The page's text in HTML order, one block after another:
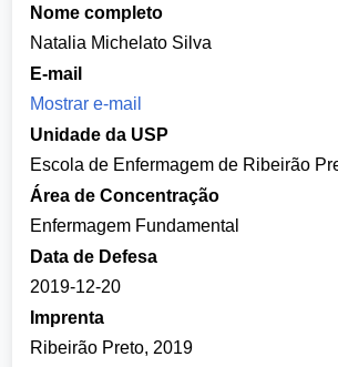
Nome completo
Natalia Michelato Silva
E-mail
Mostrar e-mail
Unidade da USP
Escola de Enfermagem de Ribeirão
Área de Concentração
Enfermagem Fundamental
Data de Defesa
2019-12-20
Imprenta
Ribeirão Preto, 2019